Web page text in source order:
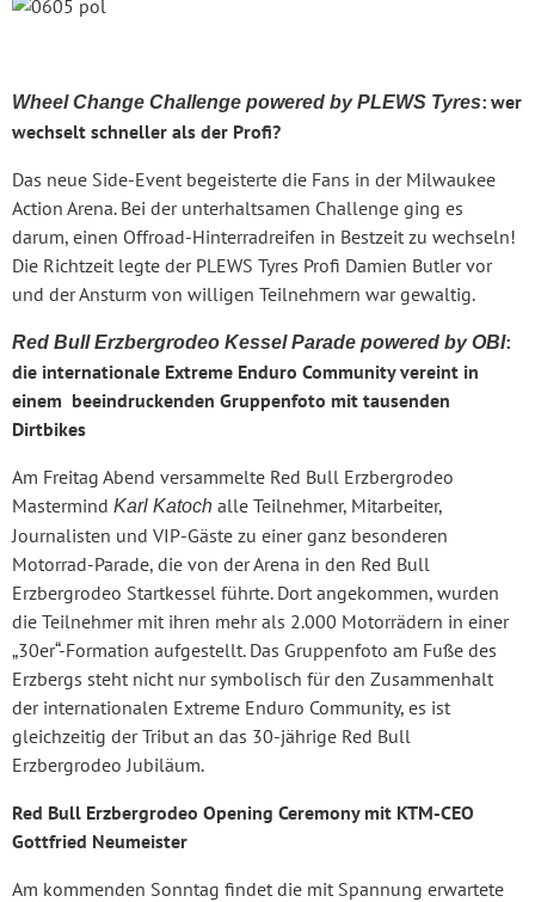
Wheel Change Challenge powered by PLEWS Tyres: wer
wechselt schneller als der Profi?
Das neue Side-Event begeisterte die Fans in der Milwaukee
Action Arena. Bei der unterhaltsamen Challenge ging es
darum, einen Offroad-Hinterradreifen in Bestzeit zu wechseln!
Die Richtzeit legte der PLEWS Tyres Profi Damien Butler vor
und der Ansturm von willigen Teilnehmern war gewaltig.
Red Bull Erzbergrodeo Kessel Parade powered by OBI:
die internationale Extreme Enduro Community vereint in
einem beeindruckenden Gruppenfoto mit tausenden
Dirtbikes
Am Freitag Abend versammelte Red Bull Erzbergrodeo
Mastermind Karl Katoch alle Teilnehmer, Mitarbeiter,
Journalisten und VIP-Gäste zu einer ganz besonderen
Motorrad-Parade, die von der Arena in den Red Bull
Erzbergrodeo Startkessel führte. Dort angekommen, wurden
die Teilnehmer mit ihren mehr als 2.000 Motorrädern in einer
„30er“-Formation aufgestellt. Das Gruppenfoto am Fuße des
Erzbergs steht nicht nur symbolisch für den Zusammenhalt
der internationalen Extreme Enduro Community, es ist
gleichzeitig der Tribut an das 30-jährige Red Bull
Erzbergrodeo Jubiläum.
Red Bull Erzbergrodeo Opening Ceremony mit KTM-CEO
Gottfried Neumeister
Am kommenden Sonntag findet die mit Spannung erwartete